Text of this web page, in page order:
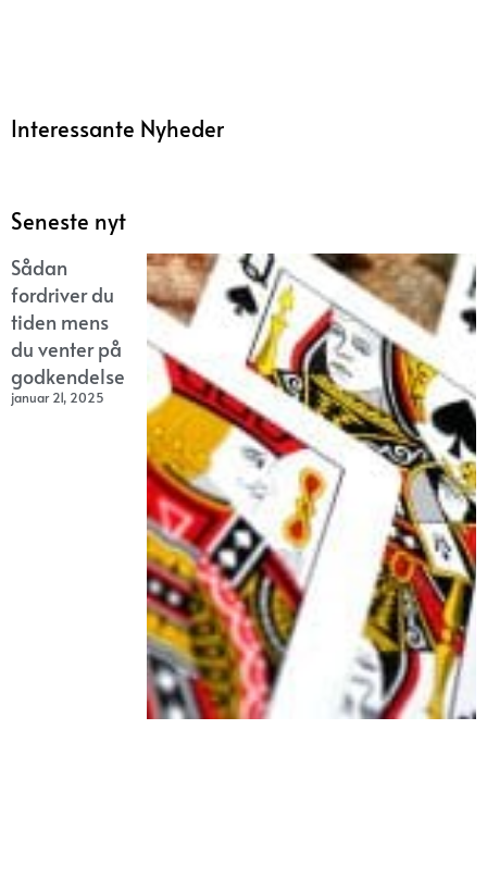
Interessante Nyheder
Seneste nyt
Sådan
fordriver du
tiden mens
du venter på
godkendelse
januar 21, 2025